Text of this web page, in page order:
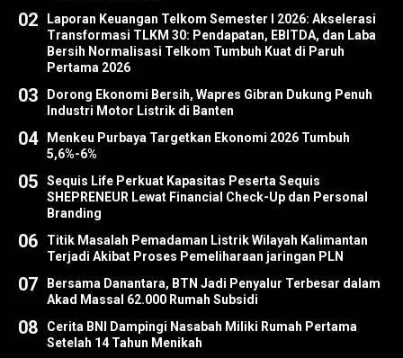
02
Laporan Keuangan Telkom Semester I 2026: Akselerasi
Transformasi TLKM 30: Pendapatan, EBITDA, dan Laba
Bersih Normalisasi Telkom Tumbuh Kuat di Paruh
Pertama 2026
03
Dorong Ekonomi Bersih, Wapres Gibran Dukung Penuh
Industri Motor Listrik di Banten
04
Menkeu Purbaya Targetkan Ekonomi 2026 Tumbuh
5,6%-6%
05
Sequis Life Perkuat Kapasitas Peserta Sequis
SHEPRENEUR Lewat Financial Check-Up dan Personal
Branding
06
Titik Masalah Pemadaman Listrik Wilayah Kalimantan
Terjadi Akibat Proses Pemeliharaan jaringan PLN
07
Bersama Danantara, BTN Jadi Penyalur Terbesar dalam
Akad Massal 62.000 Rumah Subsidi
08
Cerita BNI Dampingi Nasabah Miliki Rumah Pertama
Setelah 14 Tahun Menikah